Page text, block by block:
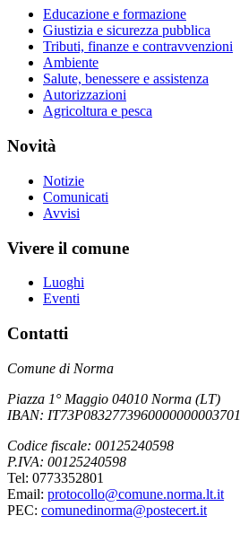
Educazione e formazione
Giustizia e sicurezza pubblica
Tributi, finanze e contravvenzioni
Ambiente
Salute, benessere e assistenza
Autorizzazioni
Agricoltura e pesca
Novità
Notizie
Comunicati
Avvisi
Vivere il comune
Luoghi
Eventi
Contatti
Comune di Norma
Piazza 1° Maggio 04010 Norma (LT)
IBAN: IT73P0832773960000000003701
Codice fiscale: 00125240598
P.IVA: 00125240598
Tel: 0773352801
Email: protocollo@comune.norma.lt.it
PEC: comunedinorma@postecert.it